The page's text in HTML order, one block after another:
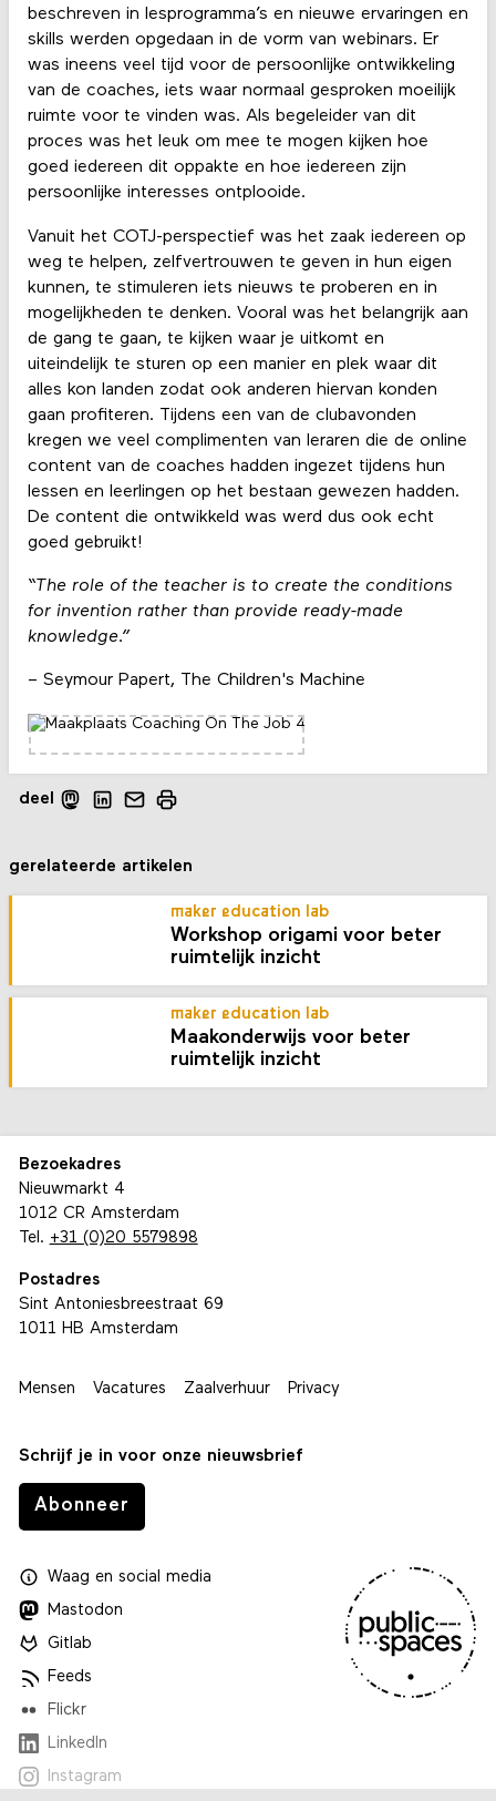
beschreven in lesprogramma’s en nieuwe ervaringen en
skills werden opgedaan in de vorm van webinars. Er
was ineens veel tijd voor de persoonlijke ontwikkeling
van de coaches, iets waar normaal gesproken moeilijk
ruimte voor te vinden was. Als begeleider van dit
proces was het leuk om mee te mogen kijken hoe
goed iedereen dit oppakte en hoe iedereen zijn
persoonlijke interesses ontplooide.
Vanuit het COTJ-perspectief was het zaak iedereen op
weg te helpen, zelfvertrouwen te geven in hun eigen
kunnen, te stimuleren iets nieuws te proberen en in
mogelijkheden te denken. Vooral was het belangrijk aan
de gang te gaan, te kijken waar je uitkomt en
uiteindelijk te sturen op een manier en plek waar dit
alles kon landen zodat ook anderen hiervan konden
gaan profiteren. Tijdens een van de clubavonden
kregen we veel complimenten van leraren die de online
content van de coaches hadden ingezet tijdens hun
lessen en leerlingen op het bestaan gewezen hadden.
De content die ontwikkeld was werd dus ook echt
goed gebruikt!
“The role of the teacher is to create the conditions
for invention rather than provide ready-made
knowledge.”
– Seymour Papert, The Children's Machine
deel
gerelateerde artikelen
maker education lab
Workshop origami voor beter
ruimtelijk inzicht
maker education lab
Maakonderwijs voor beter
ruimtelijk inzicht
Bezoekadres
Nieuwmarkt 4
1012 CR Amsterdam
Tel. +31 (0)20 5579898
Postadres
Sint Antoniesbreestraat 69
1011 HB Amsterdam
Mensen Vacatures Zaalverhuur Privacy
Schrijf je in voor onze nieuwsbrief
Abonneer
Waagen social media
Mastodon
Gitlab
Feeds
Flickr
LinkedIn
Instagram